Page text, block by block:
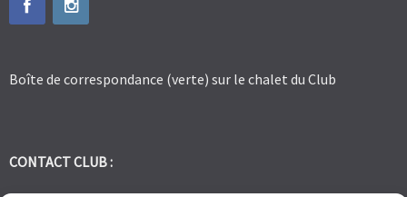
Boîte de correspondance (verte) sur le chalet du Club
CONTACT CLUB :